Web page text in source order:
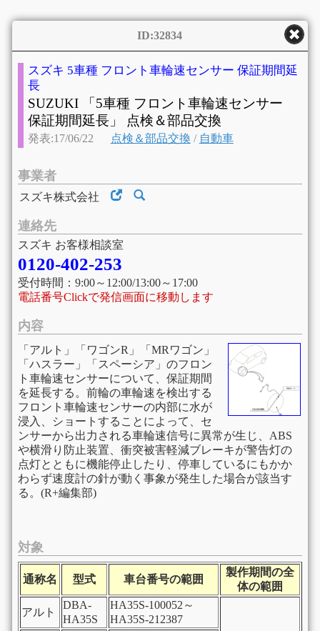
ID:32834
スズキ 5車種 フロント車輪速センサー 保証期間延
長
SUZUKI 「5車種 フロント車輪速センサー
保証期間延長」 点検＆部品交換
発表:17/06/22 点検＆部品交換 / 自動車
事業者
スズキ株式会社
連絡先
スズキ お客様相談室
0120-402-253
受付時間：9:00～12:00/13:00～17:00
電話番号Clickで発信画面に移動します
内容
「アルト」「ワゴンR」「MRワゴン」
「ハスラー」「スペーシア」のフロン
ト車輪速センサーについて、保証期間
を延長する。前輪の車輪速を検出する
フロント車輪速センサーの内部に水が
浸入、ショートすることによって、セ
ンサーから出力される車輪速信号に異常が生じ、ABS
や横滑り防止装置、衝突被害軽減ブレーキが警告灯の
点灯とともに機能停止したり、停車しているにもかか
わらず速度計の針が動く事象が発生した場合が該当す
る。(R+編集部)
対象
通称名 型式 車台番号の範囲
製作期間の全
体の範囲
アルト
DBA-
HA35S
HA35S-100052～
HA35S-212387